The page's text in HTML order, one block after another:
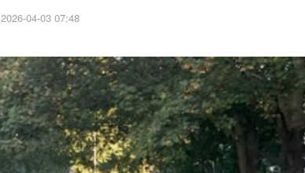
2026-04-03 07:48